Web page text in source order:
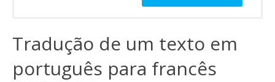
Tradução de um texto em
português para francês